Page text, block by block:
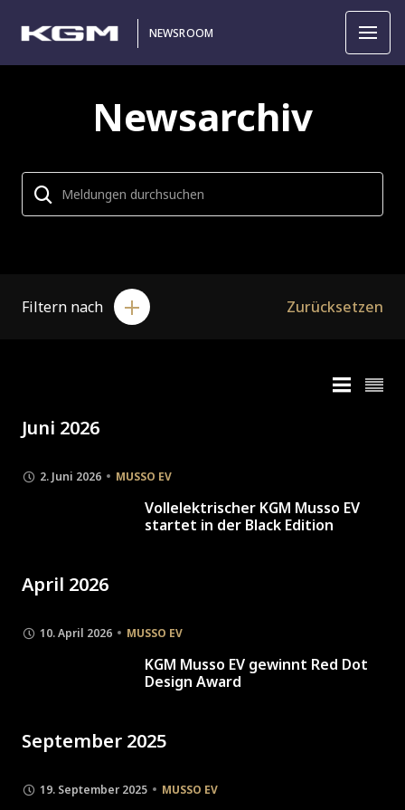
NEWSROOM
Newsarchiv
Filtern nach Zurücksetzen
Juni 2026
2. Juni 2026 MUSSO EV
Vollelektrischer KGM Musso EV
startet in der Black Edition
April 2026
10. April 2026 MUSSO EV
KGM Musso EV gewinnt Red Dot
Design Award
September 2025
19. September 2025 MUSSO EV